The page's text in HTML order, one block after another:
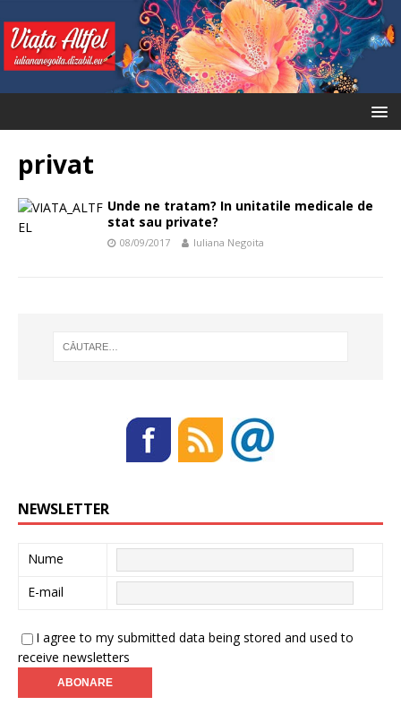
privat
Unde ne tratam? In unitatile medicale de
stat sau private?
08/09/2017 Iuliana Negoita
NEWSLETTER
Nume
E-mail
I agree to my submitted data being stored and used to
receive newsletters